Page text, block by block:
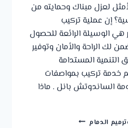
لعزل مبناك وحمايته من
إن عملية تركيب
الوسيلة الرائعة للحصول
لك الراحة والأمان وتوفير
التنمية المستدامة
خدمة تركيب بمواصفات
الساندوتش بانل . ​ماذا
الدمام تركيب